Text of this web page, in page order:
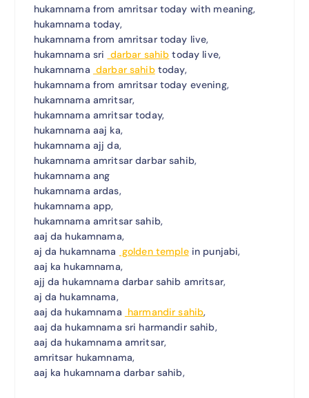
hukamnama from amritsar today with meaning,
hukamnama today,
hukamnama from amritsar today live,
hukamnama sri darbar sahib today live,
hukamnama darbar sahibtoday,
hukamnama from amritsar today evening,
hukamnama amritsar,
hukamnama amritsar today,
hukamnama aaj ka,
hukamnama ajj da,
hukamnama amritsar darbar sahib,
hukamnama ang
hukamnama ardas,
hukamnama app,
hukamnama amritsar sahib,
aaj da hukamnama,
aj da hukamnama golden templein punjabi,
aaj ka hukamnama,
ajj da hukamnama darbar sahib amritsar,
aj da hukamnama,
aaj da hukamnama harmandir sahib,
aaj da hukamnama sri harmandir sahib,
aaj da hukamnama amritsar,
amritsar hukamnama,
aaj ka hukamnama darbar sahib,